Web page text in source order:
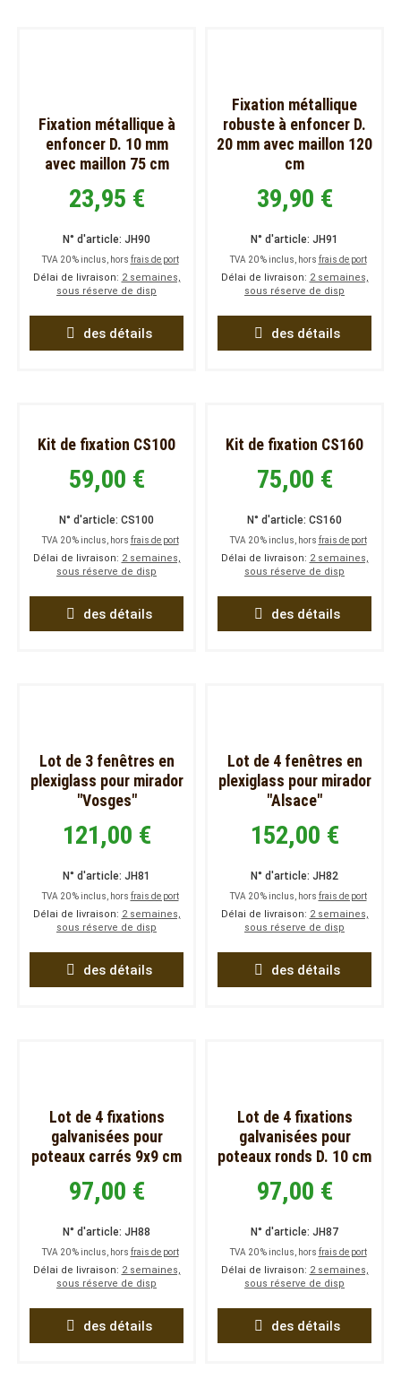
Fixation métallique à
enfoncer D. 10 mm
avec maillon 75 cm
23,95 €
N° d'article: JH90
TVA 20 % inclus, hors frais de port
Délai de livraison: 2 semaines,
sous réserve de disp
des détails
Fixation métallique
robuste à enfoncer D.
20 mm avec maillon 120
cm
39,90 €
N° d'article: JH91
TVA 20 % inclus, hors frais de port
Délai de livraison: 2 semaines,
sous réserve de disp
des détails
Kit de fixation CS100
59,00 €
N° d'article: CS100
TVA 20 % inclus, hors frais de port
Délai de livraison: 2 semaines,
sous réserve de disp
des détails
Kit de fixation CS160
75,00 €
N° d'article: CS160
TVA 20 % inclus, hors frais de port
Délai de livraison: 2 semaines,
sous réserve de disp
des détails
Lot de 3 fenêtres en
plexiglass pour mirador
"Vosges"
121,00 €
N° d'article: JH81
TVA 20 % inclus, hors frais de port
Délai de livraison: 2 semaines,
sous réserve de disp
des détails
Lot de 4 fenêtres en
plexiglass pour mirador
"Alsace"
152,00 €
N° d'article: JH82
TVA 20 % inclus, hors frais de port
Délai de livraison: 2 semaines,
sous réserve de disp
des détails
Lot de 4 fixations
galvanisées pour
poteaux carrés 9x9 cm
97,00 €
N° d'article: JH88
TVA 20 % inclus, hors frais de port
Délai de livraison: 2 semaines,
sous réserve de disp
des détails
Lot de 4 fixations
galvanisées pour
poteaux ronds D. 10 cm
97,00 €
N° d'article: JH87
TVA 20 % inclus, hors frais de port
Délai de livraison: 2 semaines,
sous réserve de disp
des détails